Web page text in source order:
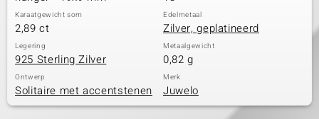
Karaatgewicht som
2,89 ct
Edelmetaal
Zilver, geplatineerd
Legering
925 Sterling Zilver
Metaalgewicht
0,82 g
Ontwerp
Solitaire met accentstenen
Merk
Juwelo